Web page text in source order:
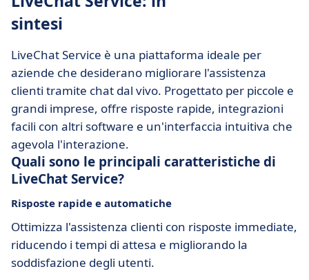
sintesi
LiveChat Service è una piattaforma ideale per
aziende che desiderano migliorare l'assistenza
clienti tramite chat dal vivo. Progettato per piccole e
grandi imprese, offre risposte rapide, integrazioni
facili con altri software e un'interfaccia intuitiva che
agevola l'interazione.
Quali sono le principali caratteristiche di
LiveChat Service?
Risposte rapide e automatiche
Ottimizza l'assistenza clienti con risposte immediate,
riducendo i tempi di attesa e migliorando la
soddisfazione degli utenti.